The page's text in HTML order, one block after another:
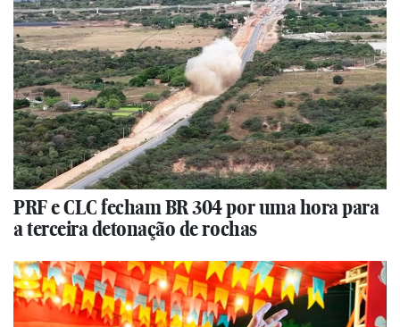
PRF e CLC fecham BR 304 por uma hora para
a terceira detonação de rochas